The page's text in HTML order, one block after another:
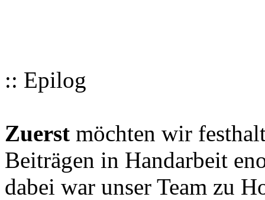
:: Epilog
Zuerst möchten wir
Beiträgen in Handarbeit
dabei war unser Team zu